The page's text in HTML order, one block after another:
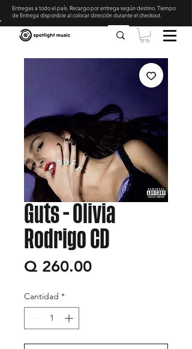
Entregas a todo el país. Recargo por entrega según destino. Tiempo
de Entrega disponible al colocar dirección durante el checkout
Guts - Olivia
Rodrigo CD
Q 260.00Precio
Cantidad *